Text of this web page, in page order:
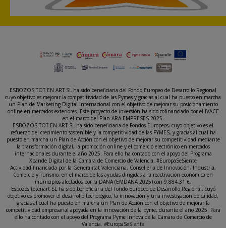
ESBOZOS TOT EN ART SL ha sido beneficiaria del Fondo Europeo de Desarrollo Regional
cuyo objetivo es mejorar la competitividad de las Pymes y gracias al cual ha puesto en marcha
un Plan de Marketing Digital Internacional con el objetivo de mejorar su posicionamiento
online en mercados exteriores. Este proyecto de inversión ha sido cofinanciado por el IVACE
en el marco del Plan ARA EMPRESES 2025.
ESBOZOS TOT EN ART SL ha sido beneficiaria de Fondos Europeos, cuyo objetivo es el
refuerzo del crecimiento sostenible y la competitividad de las PYMES, y gracias al cual ha
puesto en marcha un Plan de Acción con el objetivo de mejorar su competitividad mediante
la transformación digital, la promoción online y el comercio electrónico en mercados
internacionales durante el año 2025. Para ello ha contado con el apoyo del Programa
Xpande Digital de la Cámara de Comercio de Valencia. #EuropaSeSiente
Actividad financiada por la Generalitat Valenciana, Conselleria de Innovación, Industria,
Comercio y Turismo, en el marco de las ayudas dirigidas a la reactivación económica en
municipios afectados por la DANA (EMDANA 2025) con 9.884,31 €.
Esbozos totenart SL ha sido beneficiaria del Fondo Europeo de Desarrollo Regional, cuyo
objetivo es promover el desarrollo tecnológico, la innovación y una investigación de calidad,
gracias al cual ha puesto en marcha un Plan de Acción con el objetivo de mejorar la
competitividad empresarial apoyada en la innovación de la pyme, durante el año 2025. Para
ello ha contado con el apoyo del Programa Pyme Innova de la Cámara de Comercio de
Valencia. #EuropaSeSiente